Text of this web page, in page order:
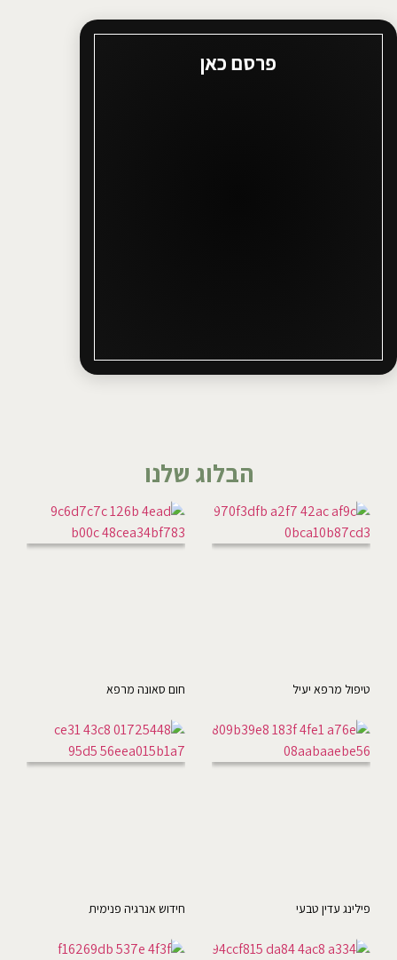
פרסם כאן
הבלוג שלנו
טיפול מרפא יעיל חום סאונה מרפא
פילינג עדין טבעי חידוש אנרגיה פנימית